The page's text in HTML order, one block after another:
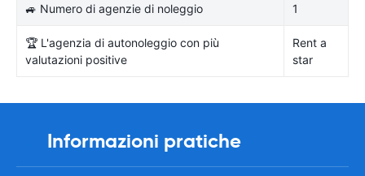
🚙 Numero di agenzie di noleggio 1
🏆 L'agenzia di autonoleggio con più
valutazioni positive
Rent a
star
Informazioni pratiche